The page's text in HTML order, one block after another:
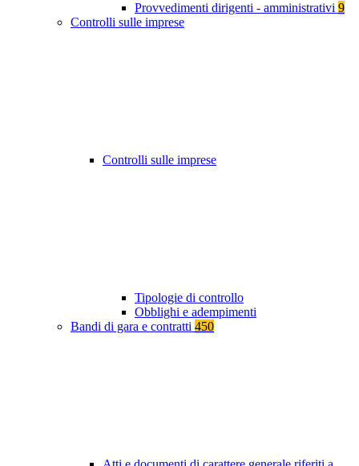
Provvedimenti dirigenti - amministrativi 9
Controlli sulle imprese
Controlli sulle imprese
Tipologie di controllo
Obblighi e adempimenti
Bandi di gara e contratti 450